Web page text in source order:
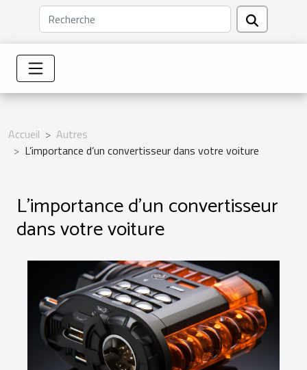
Accueil
Autres
L’importance d’un convertisseur dans votre voiture
L’importance d’un convertisseur
dans votre voiture